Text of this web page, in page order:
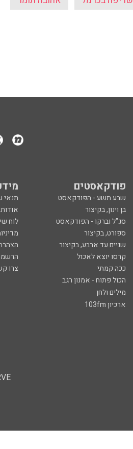
פודקאסטים
שבע תשע - הפודקאסט
תנאי
בן וינון, בקיצור
סג"ל וברקו - הפודקאסט
לוח
ספורט, בקיצור
שניים עד ארבע, בקיצור
קרסו יוצא לאכול
ככה קמתי
צרו
הכול פתוח - אמנון רגב
מילים ולחן
ארכיון 103fm